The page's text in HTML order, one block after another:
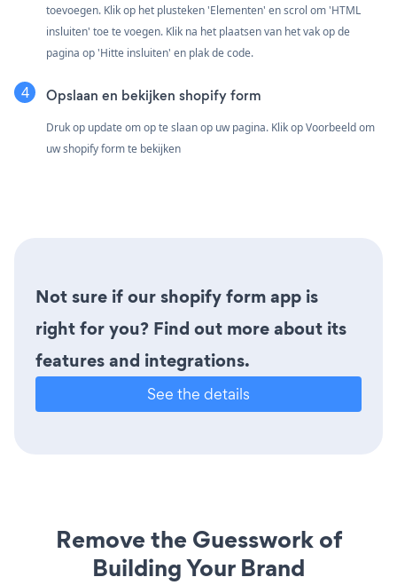
toevoegen. Klik op het plusteken 'Elementen' en scrol om 'HTML
insluiten' toe te voegen. Klik na het plaatsen van het vak op de
pagina op 'Hitte insluiten' en plak de code.
Opslaan en bekijken shopify form
Druk op update om op te slaan op uw pagina. Klik op Voorbeeld om
uw shopify form te bekijken
Not sure if our shopify form app is
right for you? Find out more about its
features and integrations.
See the details
Remove the Guesswork of
Building Your Brand